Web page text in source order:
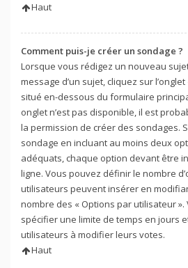
Haut
Comment puis-je créer un sondage ?
Lorsque vous rédigez un nouveau
message d’un sujet, cliquez sur
situé en-dessous du formulaire
onglet n’est pas disponible, il est
la permission de créer des sondages.
sondage en incluant au moins deux
adéquats, chaque option devant être
ligne. Vous pouvez définir le nombre
utilisateurs peuvent insérer en
nombre des « Options par utilisateur
spécifier une limite de temps en jours
utilisateurs à modifier leurs votes.
Haut